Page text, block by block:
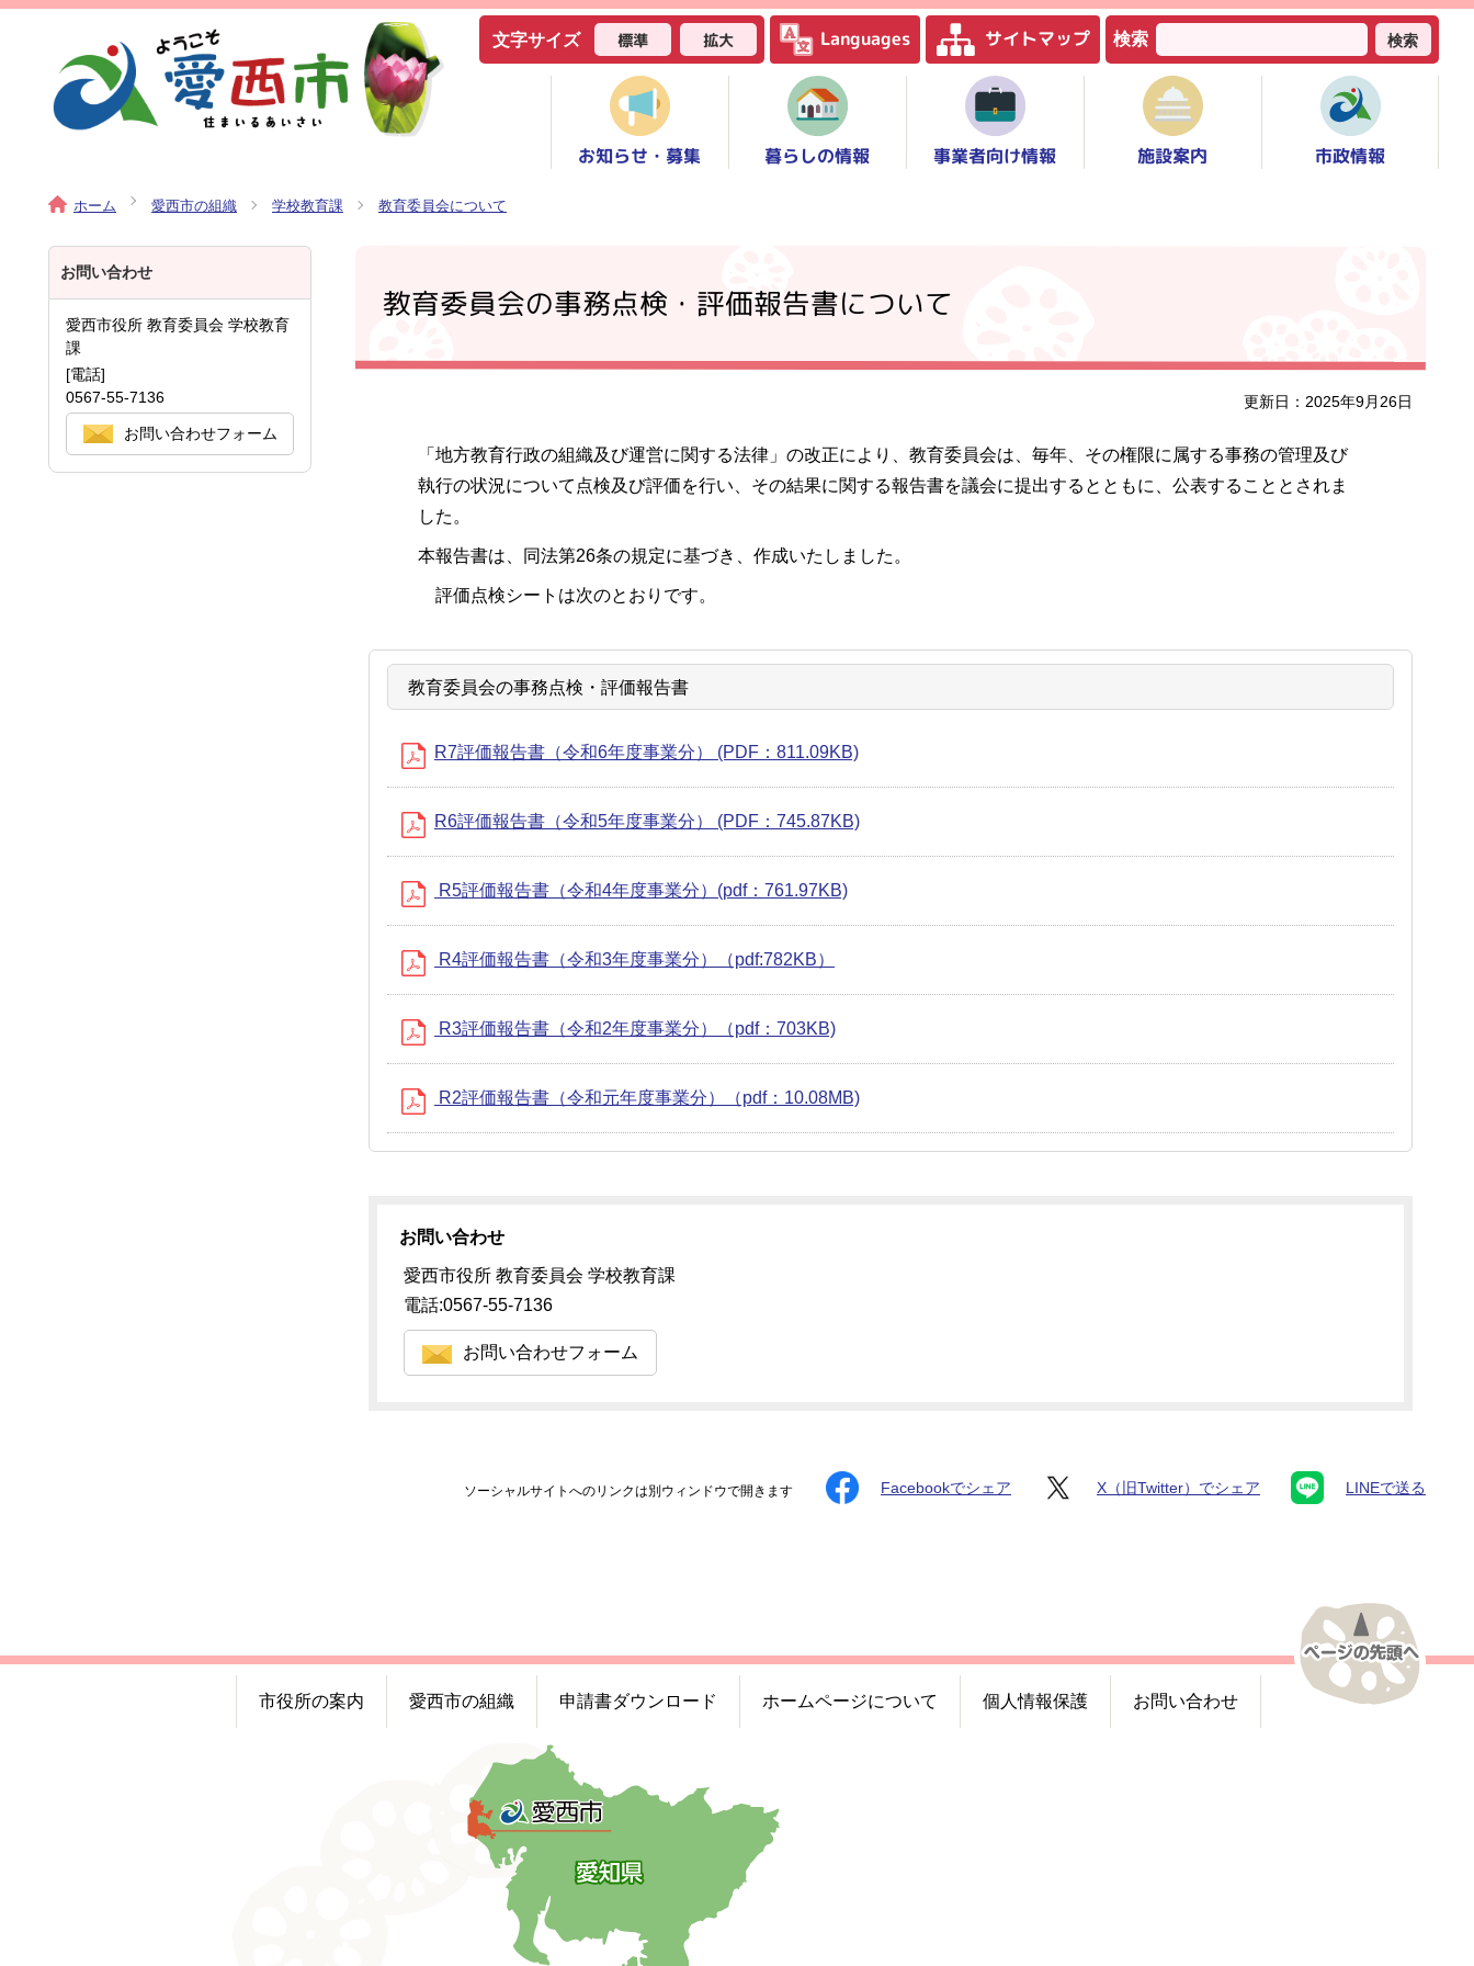
文字サイズ 標準 拡大 Languages サイトマップ 検索 検索
お知らせ・募集 暮らしの情報 事業者向け情報 施設案内 市政情報
ホーム 愛西市の組織 学校教育課 教育委員会について
教育委員会の事務点検・評価報告書について
更新日：2025年9月26日
「地方教育行政の組織及び運営に関する法律」の改正により、教育委員会は、毎年、その権限に属する事務の管理及び
執行の状況について点検及び評価を行い、その結果に関する報告書を議会に提出するとともに、公表することとされま
した。
本報告書は、同法第26条の規定に基づき、作成いたしました。
評価点検シートは次のとおりです。
教育委員会の事務点検・評価報告書
R7評価報告書（令和6年度事業分） (PDF：811.09KB)
R6評価報告書（令和5年度事業分） (PDF：745.87KB)
R5評価報告書（令和4年度事業分）(pdf：761.97KB)
R4評価報告書（令和3年度事業分）（pdf:782KB）
R3評価報告書（令和2年度事業分）（pdf：703KB)
R2評価報告書（令和元年度事業分）（pdf：10.08MB)
お問い合わせ
愛西市役所 教育委員会 学校教育課
電話:0567-55-7136
お問い合わせフォーム
お問い合わせ
愛西市役所 教育委員会 学校教育
課
[電話]
0567-55-7136
お問い合わせフォーム
ソーシャルサイトへのリンクは別ウィンドウで開きます Facebookでシェア X（旧Twitter）でシェア LINEで送る
市役所の案内 愛西市の組織 申請書ダウンロード ホームページについて 個人情報保護 お問い合わせ